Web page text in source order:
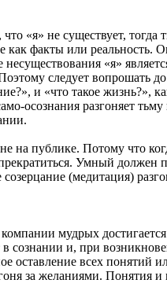
«я» не существует, тогда
как факты или реальность.
несуществования «я»
следует вопрошать
и «что такое жизнь?»,
осознания разгоняет
на публике. Потому что
Умный
созерцание (медитация)
мудрых
в сознании и, при
оставление всех понятий
за желаниями. Понятия